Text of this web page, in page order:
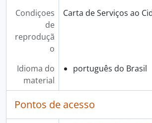
Condiçoes
de
reproduçã
o
Carta de Serviços ao
Idioma do
material
português do Brasil
Pontos de acesso